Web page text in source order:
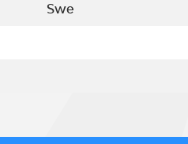
Swe